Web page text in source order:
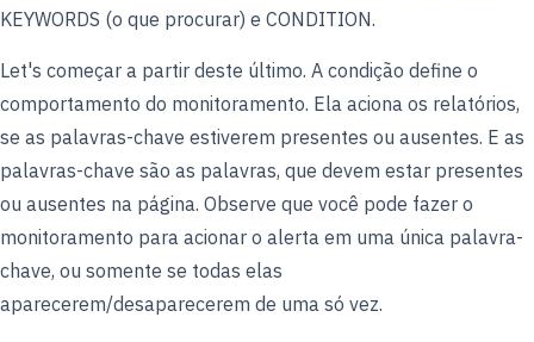
KEYWORDS (o que procurar) e CONDITION.
Let's começar a partir deste último. A condição define o
comportamento do monitoramento. Ela aciona os relatórios,
se as palavras-chave estiverem presentes ou ausentes. E as
palavras-chave são as palavras, que devem estar presentes
ou ausentes na página. Observe que você pode fazer o
monitoramento para acionar o alerta em uma única palavra-
chave, ou somente se todas elas
aparecerem/desaparecerem de uma só vez.